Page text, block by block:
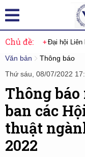
Chủ đề: Đại hội Liên
Văn bản
Thông báo
Thứ sáu, 08/07/2022
Thông
ban các
thuật
2022